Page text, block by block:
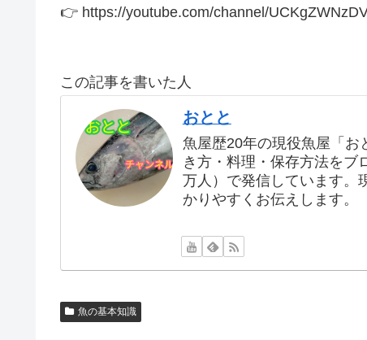
👉 https://youtube.com/channel/
この記事を書いた人
おとと
魚屋歴20年の現役魚屋「お
き方・料理・保存方法をブ
万人）で発信しています。
かりやすくお伝えします。
魚の基本知識